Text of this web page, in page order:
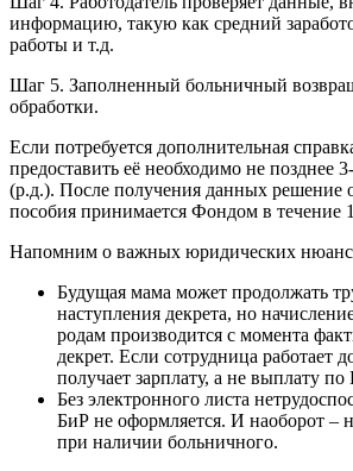
информацию, такую как средний
работы и т.д.
Шаг 5. Заполненный больничный
обработки.
Если потребуется дополнительная
предоставить её необходимо не позднее
(р.д.). После получения данных решение
пособия принимается Фондом в течение
Напомним о важных юридических
Будущая мама может продолжать
наступления декрета, но
родам производится с момента
декрет. Если сотрудница работает
получает зарплату, а не выплату по
Без электронного листа
БиР не оформляется. И наоборот –
при наличии больничного.